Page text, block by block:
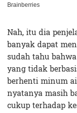
Nah, itu dia
banyak dapat
sudah tahu
yang tidak
berhenti minum
nyatanya masih
cukup terhadap